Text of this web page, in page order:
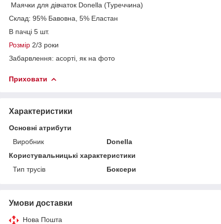
Маячки для дівчаток Donella (Туреччина)
Склад: 95% Бавовна, 5% Еластан
В пачці 5 шт.
Розмір 2/3 роки
Забарвлення: асорті, як на фото
Приховати
Характеристики
Основні атрибути
Виробник
Donella
Користувальницькі характеристики
Тип трусів
Боксери
Умови доставки
Нова Пошта